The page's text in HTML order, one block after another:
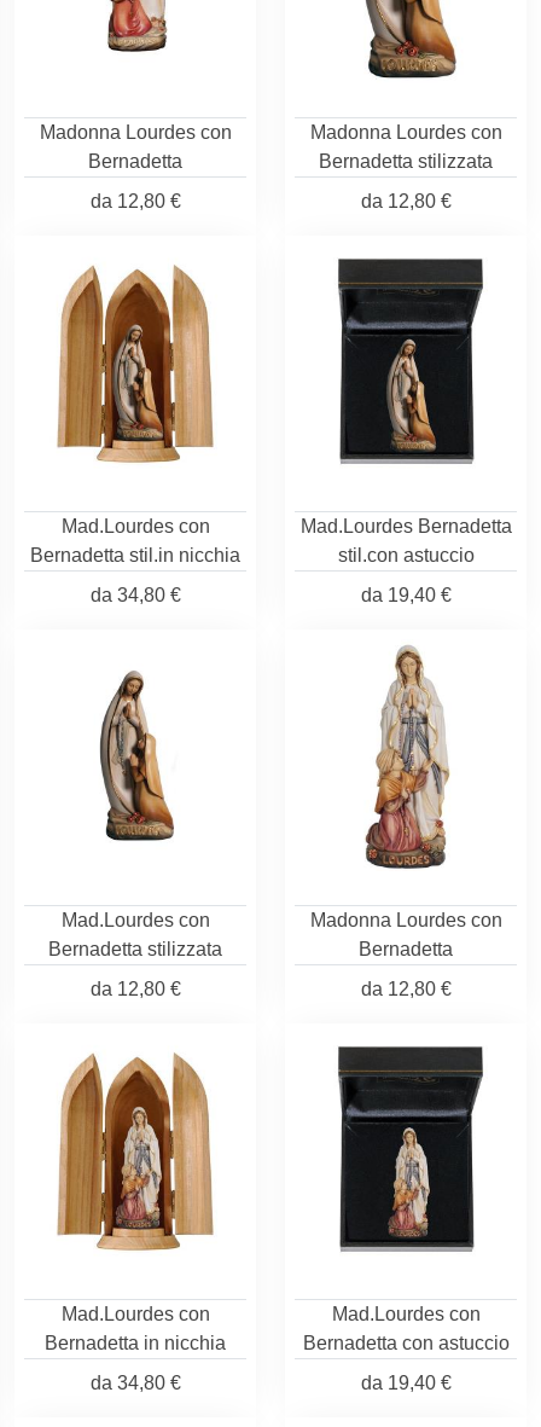
Madonna Lourdes con
Bernadetta
da 12,80 €
Madonna Lourdes con
Bernadetta stilizzata
da 12,80 €
Mad.Lourdes con
Bernadetta stil.in nicchia
da 34,80 €
Mad.Lourdes Bernadetta
stil.con astuccio
da 19,40 €
Mad.Lourdes con
Bernadetta stilizzata
da 12,80 €
Madonna Lourdes con
Bernadetta
da 12,80 €
Mad.Lourdes con
Bernadetta in nicchia
da 34,80 €
Mad.Lourdes con
Bernadetta con astuccio
da 19,40 €